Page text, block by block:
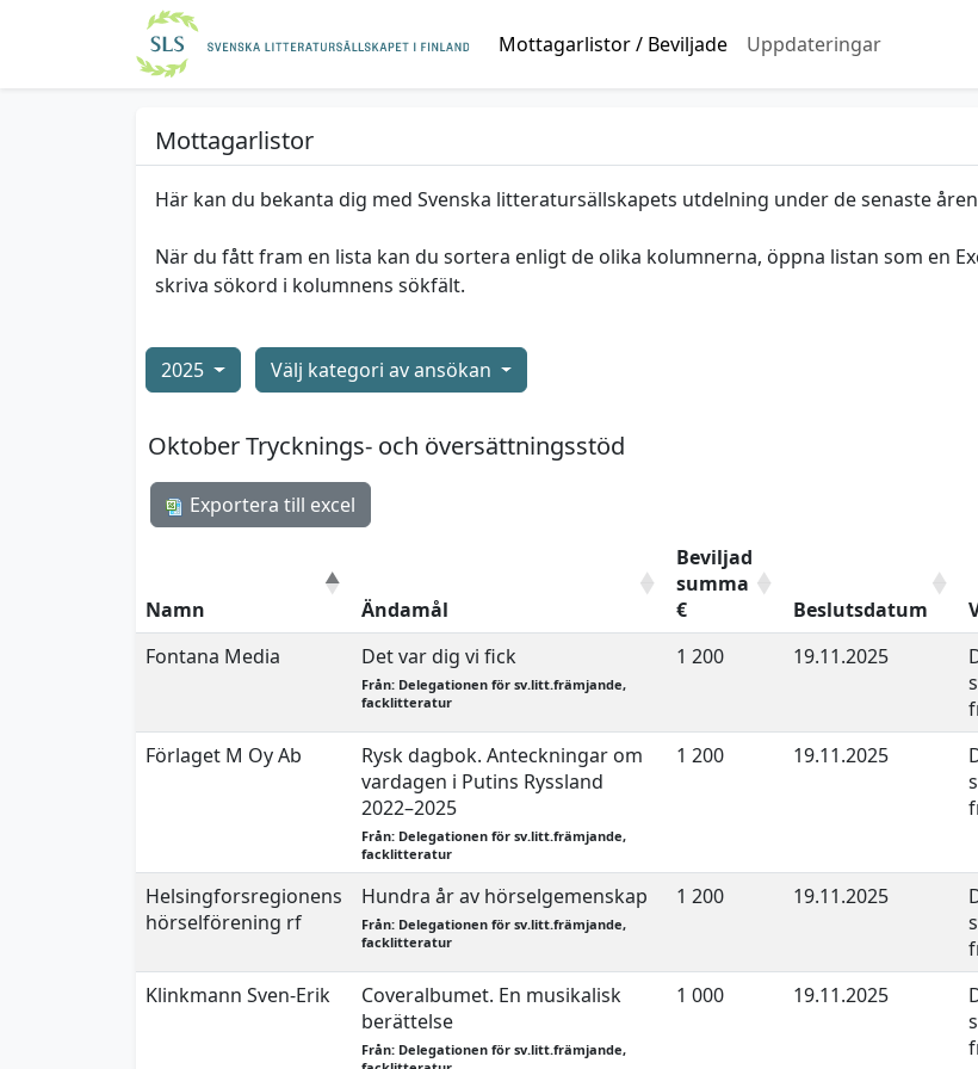
Mottagarlistor / Beviljade Uppdateringar
Mottagarlistor
Här kan du bekanta dig med Svenska litteratursällskapets utdelning under de senaste
När du fått fram en lista kan du sortera enligt de olika kolumnerna, öppna listan som en
skriva sökord i kolumnens sökfält.
2025 Välj kategori av ansökan
Oktober Trycknings- och översättningsstöd
Exportera till excel
Namn Ändamål
Beviljad
summa
€
Beslutsdatum
Fontana Media
Det var dig vi fick
Från: Delegationen för sv.litt.främjande,
facklitteratur
1 200 19.11.2025
Förlaget M Oy Ab
Rysk dagbok. Anteckningar om
vardagen i Putins Ryssland
2022–2025
Från: Delegationen för sv.litt.främjande,
facklitteratur
1 200 19.11.2025
Helsingforsregionens
hörselförening rf
Hundra år av hörselgemenskap
Från: Delegationen för sv.litt.främjande,
facklitteratur
1 200 19.11.2025
Klinkmann Sven-Erik
Coveralbumet. En musikalisk
berättelse
Från: Delegationen för sv.litt.främjande,
1 000 19.11.2025